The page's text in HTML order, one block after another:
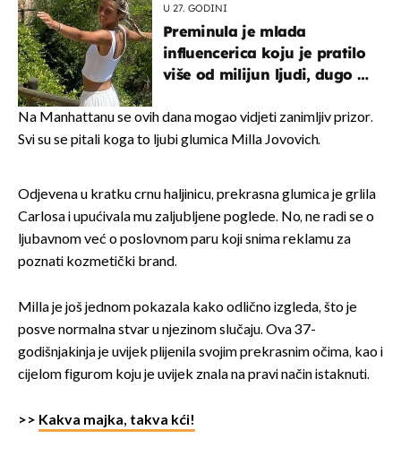
U 27. GODINI
Preminula je mlada
influencerica koju je pratilo
više od milijun ljudi, dugo se
Na Manhattanu se ovih dana mogao vidjeti zanimljiv prizor.
Svi su se pitali koga to ljubi glumica Milla Jovovich.
Odjevena u kratku crnu haljinicu, prekrasna glumica je grlila
Carlosa i upućivala mu zaljubljene poglede. No, ne radi se o
ljubavnom već o poslovnom paru koji snima reklamu za
poznati kozmetički brand.
Milla je još jednom pokazala kako odlično izgleda, što je
posve normalna stvar u njezinom slučaju. Ova 37-
godišnjakinja je uvijek plijenila svojim prekrasnim očima, kao i
cijelom figurom koju je uvijek znala na pravi način istaknuti.
>> Kakva majka, takva kći!